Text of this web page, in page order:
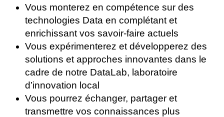
Vous monterez en compétence sur des
technologies Data en complétant et
enrichissant vos savoir-faire actuels
Vous expérimenterez et développerez des
solutions et approches innovantes dans le
cadre de notre DataLab, laboratoire
d’innovation local
Vous pourrez échanger, partager et
transmettre vos connaissances plus